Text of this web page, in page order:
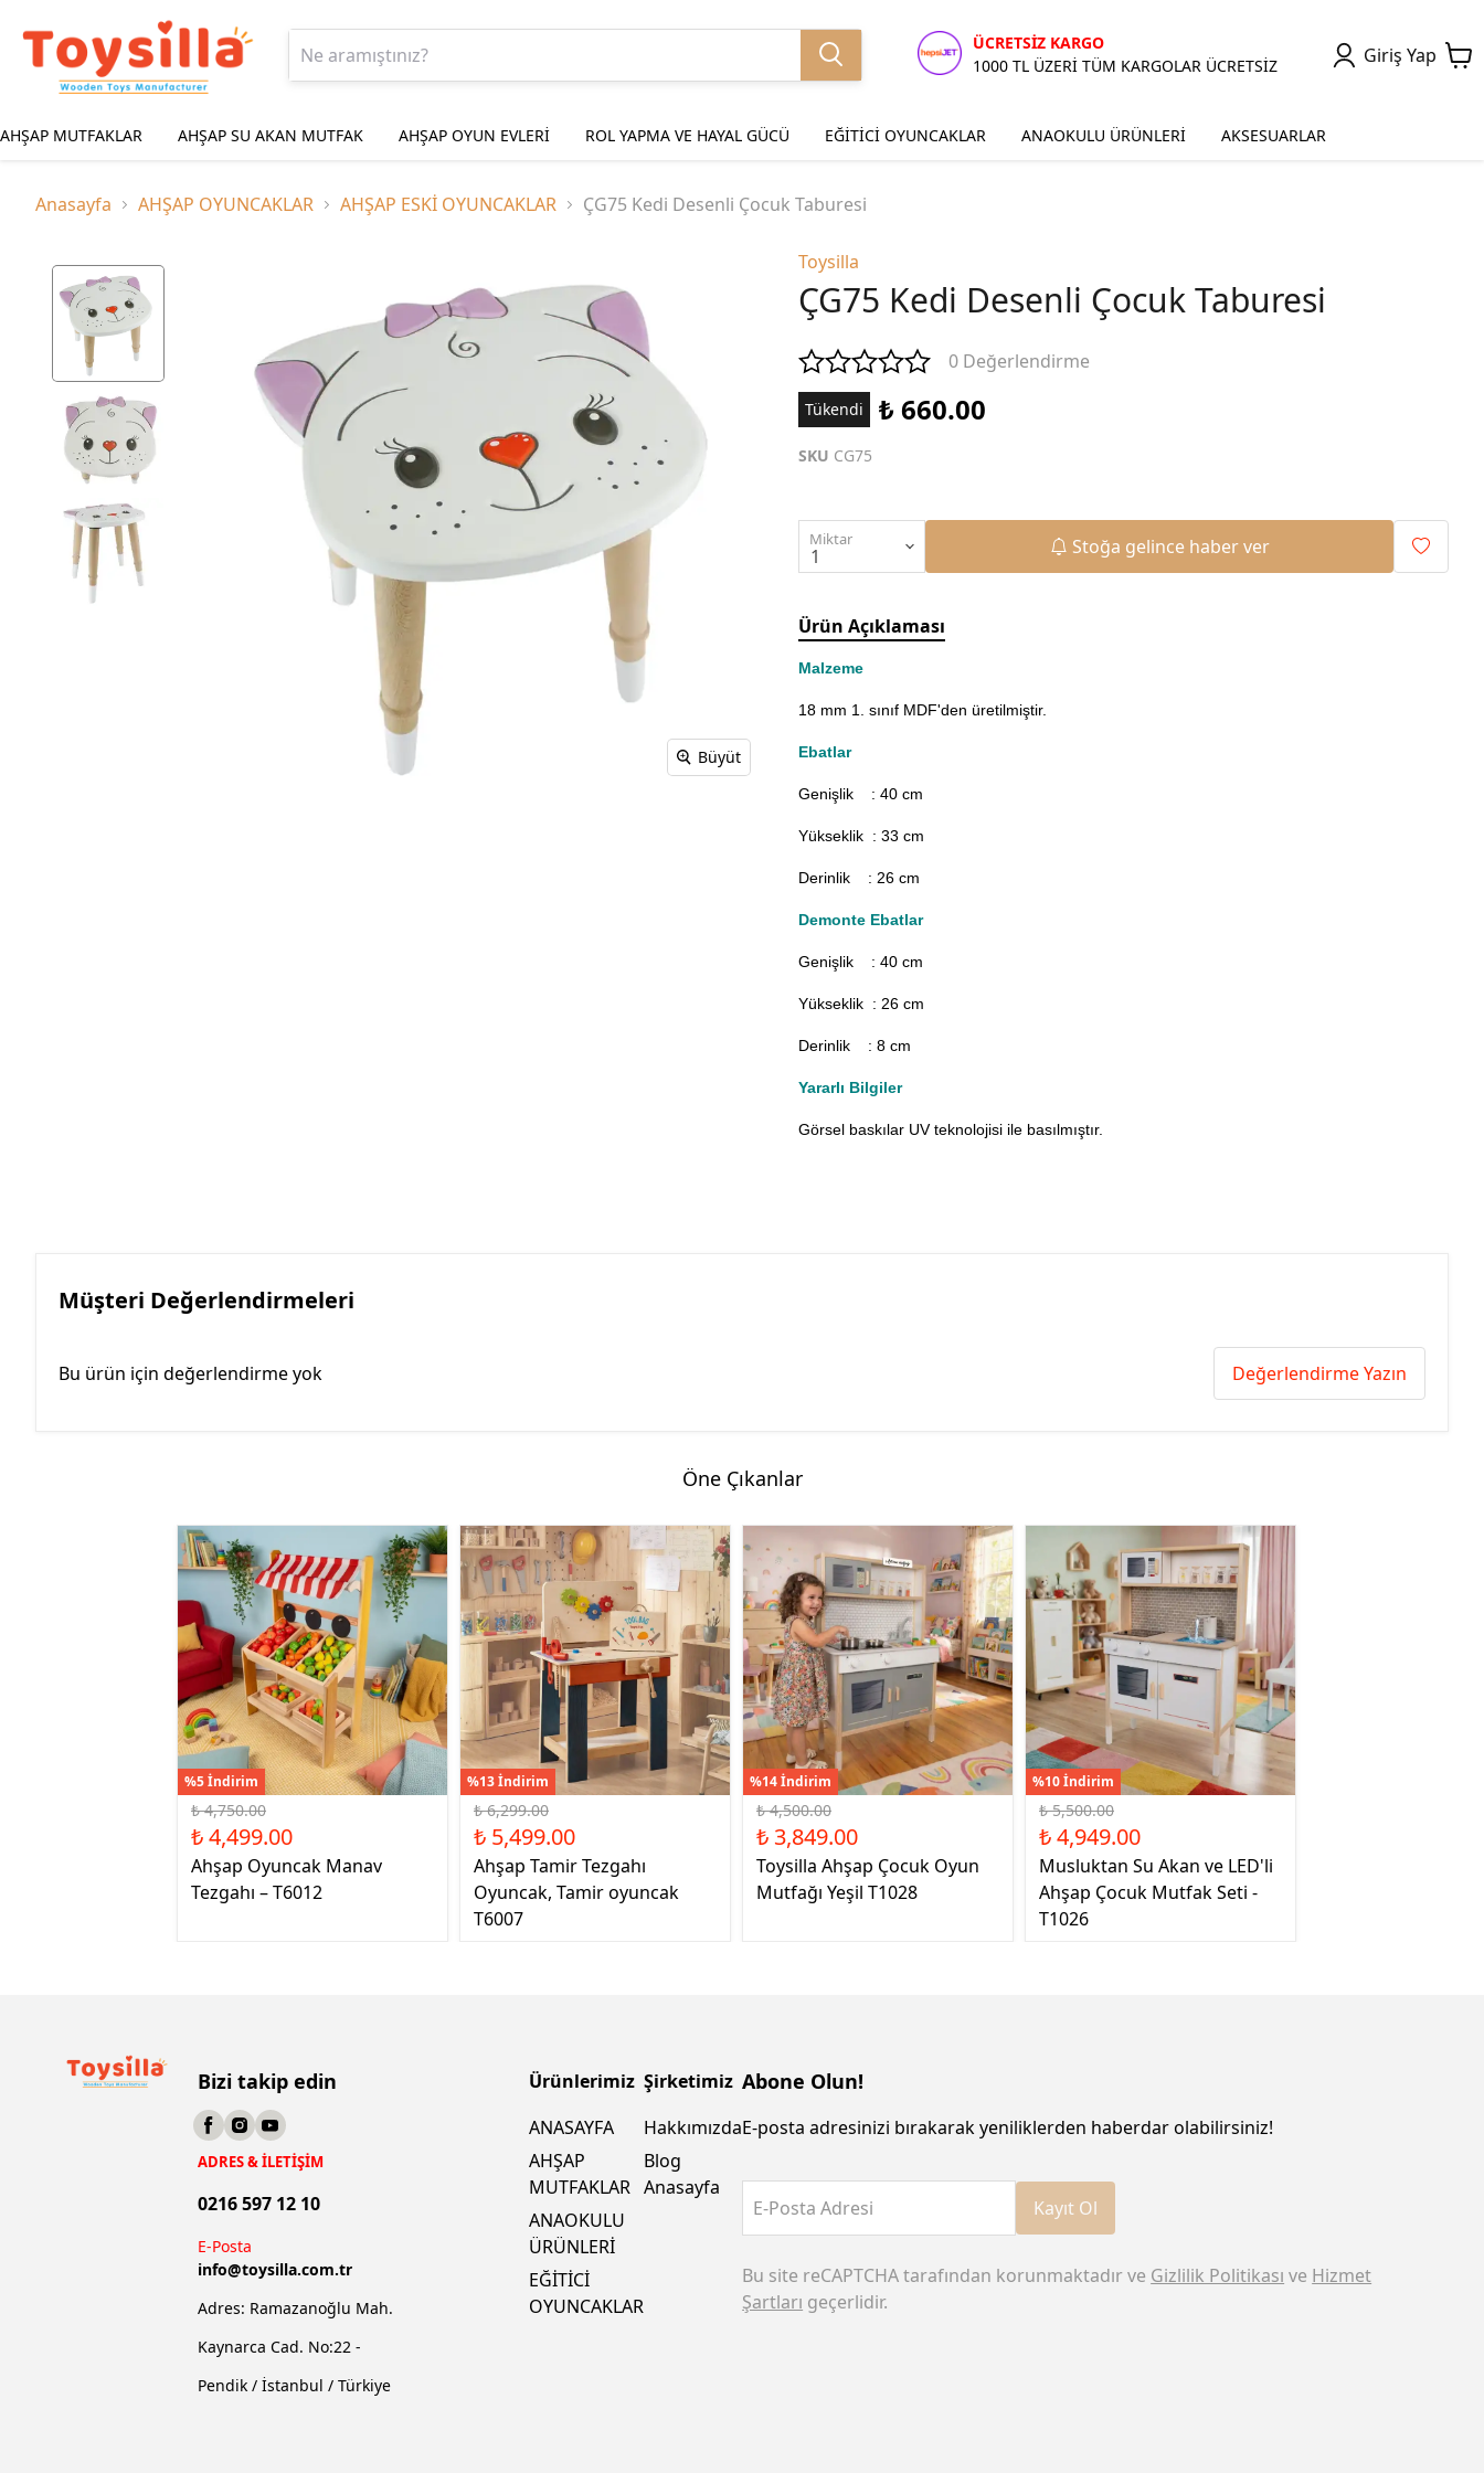
ÜCRETSİZ KARGO
1000 TL ÜZERİ TÜM KARGOLAR ÜCRETSİZ
Giriş Yap
AHŞAP MUTFAKLAR AHŞAP SU AKAN MUTFAK AHŞAP OYUN EVLERİ ROL YAPMA VE HAYAL GÜCÜ EĞİTİCİ OYUNCAKLAR ANAOKULU ÜRÜNLERİ AKSESUARLAR
Anasayfa AHŞAP OYUNCAKLAR AHŞAP ESKİ OYUNCAKLAR ÇG75 Kedi Desenli Çocuk Taburesi
Büyüt
Toysilla
ÇG75 Kedi Desenli Çocuk Taburesi
0 Değerlendirme
Tükendi ₺ 660.00
SKU CG75
Miktar Stoğa gelince haber ver
Ürün Açıklaması
Malzeme
18 mm 1. sınıf MDF'den üretilmiştir.
Ebatlar
Genişlik : 40cm
Yükseklik : 33 cm
Derinlik : 26 cm
Demonte Ebatlar
Genişlik : 40cm
Yükseklik : 26 cm
Derinlik : 8 cm
Yararlı Bilgiler
Görsel baskılar UV teknolojisi ile basılmıştır.
Müşteri Değerlendirmeleri
Bu ürün için değerlendirme yok Değerlendirme Yazın
Öne Çıkanlar
%5 İndirim
₺ 4,750.00
₺ 4,499.00
Ahşap Oyuncak Manav
Tezgahı – T6012
%13 İndirim
₺ 6,299.00
₺ 5,499.00
Ahşap Tamir Tezgahı
Oyuncak, Tamir oyuncak
T6007
%14 İndirim
₺ 4,500.00
₺ 3,849.00
Toysilla Ahşap Çocuk Oyun
Mutfağı Yeşil T1028
%10 İndirim
₺ 5,500.00
₺ 4,949.00
Musluktan Su Akan ve LED'li
Ahşap Çocuk Mutfak Seti -
T1026
Bizi takip edin
ADRES & İLETİŞİM
0216 597 12 10
E-Posta
info@toysilla.com.tr
Adres: Ramazanoğlu Mah.
Kaynarca Cad. No:22 -
Pendik / İstanbul / Türkiye
Ürünlerimiz
ANASAYFA
AHŞAP
MUTFAKLAR
ANAOKULU
ÜRÜNLERİ
EĞİTİCİ
OYUNCAKLAR
Şirketimiz
Hakkımızda
Blog
Anasayfa
Abone Olun!
E-posta adresinizi bırakarak yeniliklerden haberdar olabilirsiniz!
E-Posta Adresi Kayıt Ol
Bu site reCAPTCHA tarafından korunmaktadır ve Gizlilik Politikası ve Hizmet
Şartları geçerlidir.